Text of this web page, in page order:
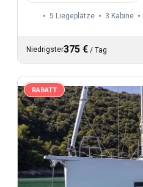
5 Liegeplätze 3 Kabine
Niedrigster375 € / Tag
RABATT